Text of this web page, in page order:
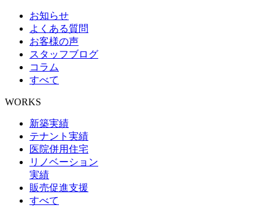
お知らせ
よくある質問
お客様の声
スタッフブログ
コラム
すべて
WORKS
新築実績
テナント実績
医院併用住宅
リノベーション
実績
販売促進支援
すべて